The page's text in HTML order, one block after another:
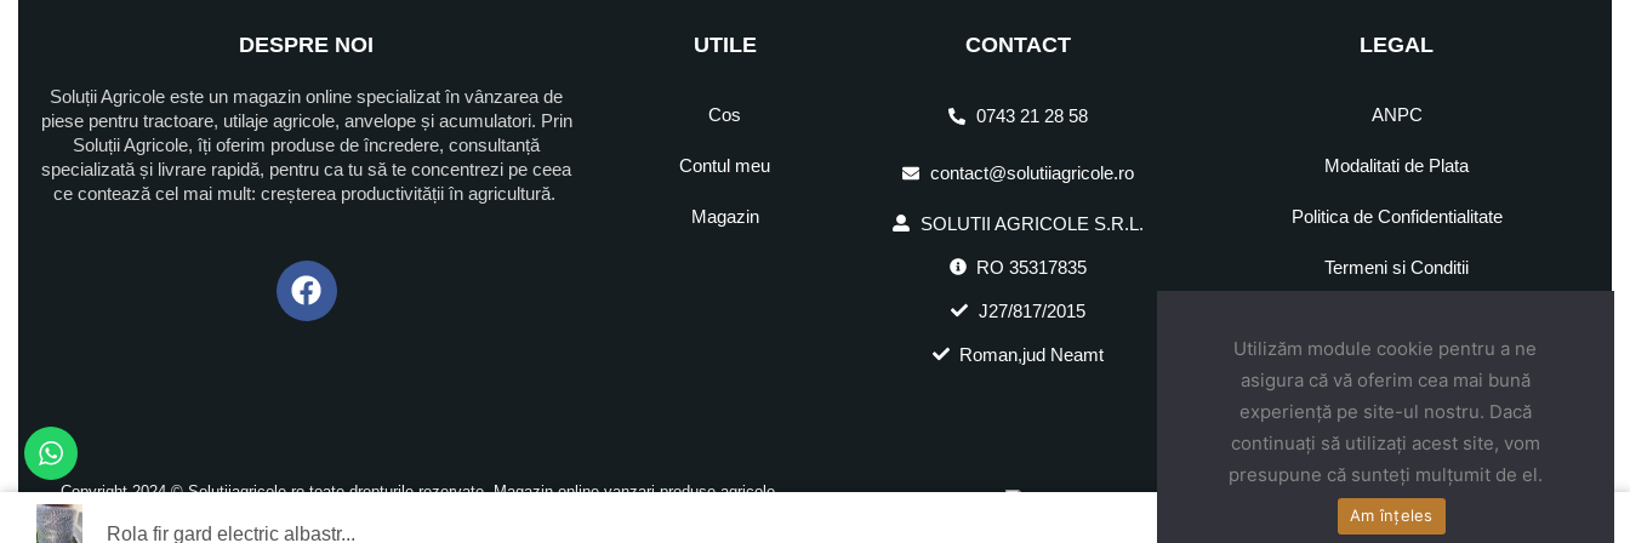
DESPRE NOI
Soluții Agricole este un magazin online specializat în vânzarea de
piese pentru tractoare, utilaje agricole, anvelope și acumulatori. Prin
Soluții Agricole, îți oferim produse de încredere, consultanță
specializată și livrare rapidă, pentru ca tu să te concentrezi pe ceea
ce contează cel mai mult: creșterea productivității în agricultură.
UTILE
Cos
Contul meu
Magazin
CONTACT
0743 21 28 58
contact@solutiiagricole.ro
SOLUTII AGRICOLE S.R.L.
RO 35317835
J27/817/2015
Roman,jud Neamt
LEGAL
ANPC
Modalitati de Plata
Politica de Confidentialitate
Termeni si Conditii
Copyright 2024 © Solutiiagricole.ro toate drepturile rezervate. Magazin online vanzari produse agricole.
Rola fir gard electric albastr... ADAUGĂ ÎN COȘ
Utilizăm module cookie pentru a ne
asigura că vă oferim cea mai bună
experiență pe site-ul nostru. Dacă
continuați să utilizați acest site, vom
presupune că sunteți mulțumit de el.
Am înțeles